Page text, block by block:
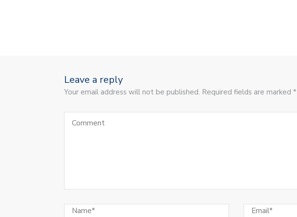
Leave a reply
Your email address will not be published. Required fields are marked *